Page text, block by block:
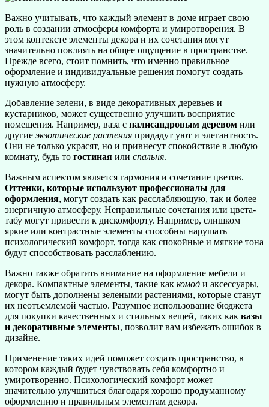
Важно учитывать, что каждый элемент в доме играет свою
роль в создании атмосферы комфорта и умиротворения. В
этом контексте элементы декора и их сочетания могут
значительно повлиять на общее ощущение в пространстве.
Прежде всего, стоит помнить, что именно правильное
оформление и индивидуальные решения помогут создать
нужную атмосферу.
Добавление зелени, в виде декоративных деревьев и
кустарников, может существенно улучшить восприятие
помещения. Например, ваза с палисандровым деревом или
другие экзотические растения придадут уют и элегантность.
Они не только украсят, но и привнесут спокойствие в любую
комнату, будь то гостиная или спальня.
Важным аспектом является гармония и сочетание цветов.
Оттенки, которые используют профессионалы для
оформления, могут создать как расслабляющую, так и более
энергичную атмосферу. Неправильные сочетания или цвета-
табу могут привести к дискомфорту. Например, слишком
яркие или контрастные элементы способны нарушать
психологический комфорт, тогда как спокойные и мягкие тона
будут способствовать расслаблению.
Важно также обратить внимание на оформление мебели и
декора. Компактные элементы, такие как комод и аксессуары,
могут быть дополнены зелеными растениями, которые станут
их неотъемлемой частью. Разумное использование бюджета
для покупки качественных и стильных вещей, таких как вазы
и декоративные элементы, позволит вам избежать ошибок в
дизайне.
Применение таких идей поможет создать пространство, в
котором каждый будет чувствовать себя комфортно и
умиротворенно. Психологический комфорт может
значительно улучшиться благодаря хорошо продуманному
оформлению и правильным элементам декора.